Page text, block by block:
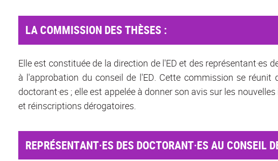
LA COMMISSION DES THÈSES :
Elle est constituée de la direction de l'ED et des représentant·es
à l'approbation du conseil de l'ED. Cette commission se
doctorant·es ; elle est appelée à donner son avis sur les
et réinscriptions dérogatoires.
REPRÉSENTANT·ES DES DOCTORANT·ES AU CONSEIL